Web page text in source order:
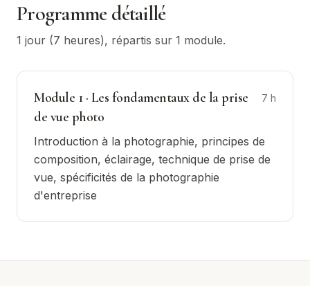
Programme détaillé
1 jour (7 heures), répartis sur 1 module.
Module 1· Les fondamentaux de la prise
de vue photo
7 h
Introduction à la photographie, principes de
composition, éclairage, technique de prise de
vue, spécificités de la photographie
d'entreprise